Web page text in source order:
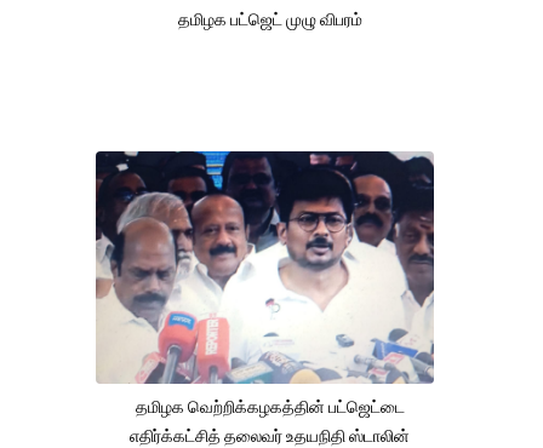
தமிழக பட்ஜெட் முழு விபரம்
தமிழக வெற்றிக்கழகத்தின் பட்ஜெட்டை
எதிர்க்கட்சித் தலைவர் உதயநிதி ஸ்டாலின்